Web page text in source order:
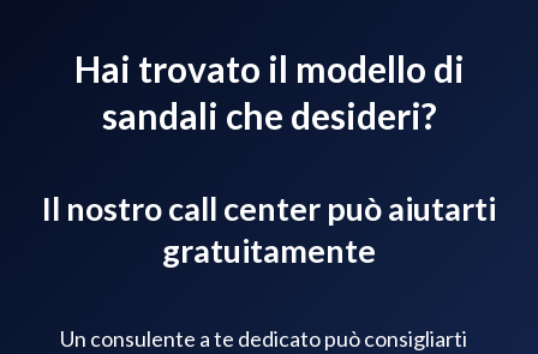
Hai trovato il modello di
sandali che desideri?
Il nostro call center può aiutarti
gratuitamente
Un consulente a te dedicato può consigliarti